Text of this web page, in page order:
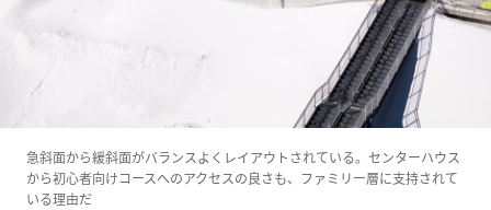
急斜面から緩斜面がバランスよくレイアウトされている。センターハウス
から初心者向けコースへのアクセスの良さも、ファミリー層に支持されて
いる理由だ